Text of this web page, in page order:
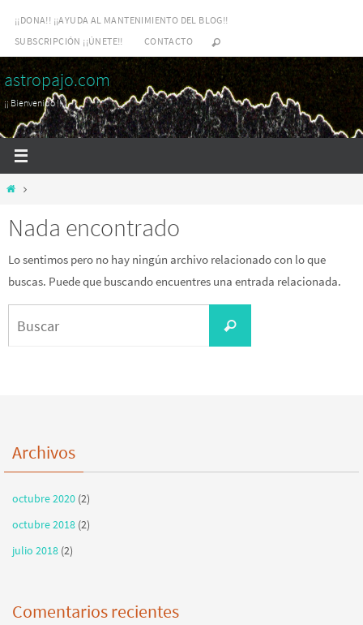
contenido
¡¡DONA!! ¡¡AYUDA AL MANTENIMIENTO DEL BLOG!!
SUBSCRIPCIÓN ¡¡ÚNETE!!
CONTACTO
astropajo.com
¡¡ Bienvenido !!
Inicio
Nada encontrado
Lo sentimos pero no hay ningún archivo relacionado con lo que
buscas. Puede que buscando encuentres una entrada relacionada.
Buscar
Archivos
octubre 2020 (2)
octubre 2018 (2)
julio 2018 (2)
Comentarios recientes